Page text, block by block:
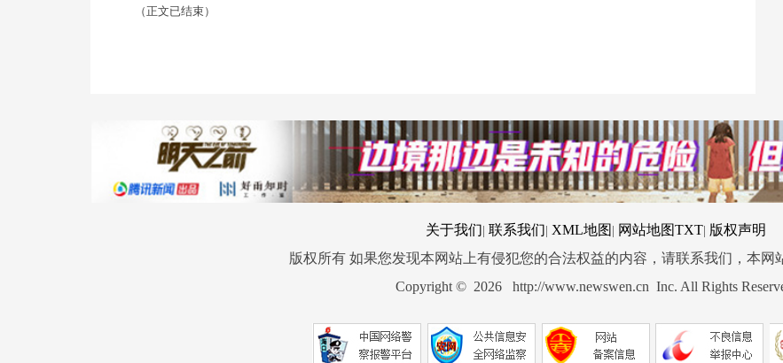
（正文已结束）
关于我们 联系我们 XML地图 网站地图TXT 版权声明
版权所有 如果您发现本网站上有侵犯您的合法权益的内容，请联系我们，本网
Copyright © 2026 http://www.newswen.cn Inc. All Rights